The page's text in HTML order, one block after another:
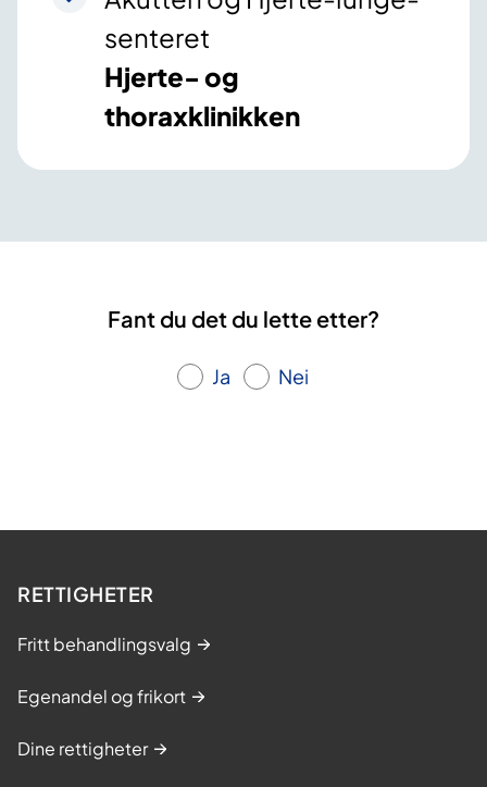
senteret
Hjerte- og
thoraxklinikken
Fant du det du lette etter?
Ja Nei
RETTIGHETER
Fritt behandlingsvalg
Egenandel og frikort
Dine rettigheter